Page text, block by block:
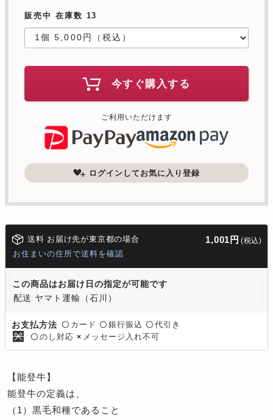
販売中 在庫数 13
今すぐ購入する
ご利用いただけます
ログインしてお気に入り登録
送料 お届け先が東京都の場合 1,001円 (税込)
お住まいの住所で送料を確認
この商品はお届け日の指定が可能です
配送 ヤマト運輸（石川）
お支払方法 〇 カード 〇 銀行振込 〇 代引き
〇 のし対応 × メッセージ入れ不可
【能登牛】
能登牛の定義は、
（1）黒毛和種であること